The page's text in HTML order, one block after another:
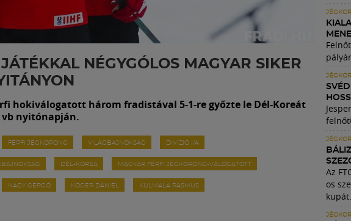
NÉGYGÓLOS MAGYAR SIKER
hokiválogatott három fradistával 5-1-re győzte le Dél-Koreát
nyitónapján.
FÉRFI JÉGKORONG VILÁGBAJNOKSÁG DIVÍZIÓ I/A
DÉL-KOREA MAGYAR FÉRFI JÉGKORONG-VÁLOGATOTT
NAGY GERGŐ KÓGER DÁNIEL KULMALA RASMUS
Az
os
kupát.